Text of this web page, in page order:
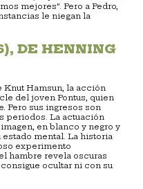
mejores”. Pero a Pedro,
le niegan la
DE HENNING
Hamsun, la acción
del joven Pontus, quien
Pero sus ingresos son
periodos. La actuación
en blanco y negro y
mental. La historia
experimento
hambre revela oscuras
ocultar ni con su